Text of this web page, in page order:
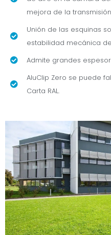
mejora de la
Unión de las esquinas
estabilidad mecánica
Admite grandes
AluClip Zero se puede
Carta RAL.